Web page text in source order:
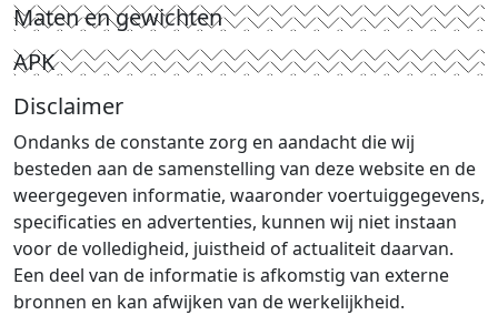
Maten en gewichten
APK
Disclaimer
Ondanks de constante zorg en aandacht die wij
besteden aan de samenstelling van deze website en de
weergegeven informatie, waaronder voertuiggegevens,
specificaties en advertenties, kunnen wij niet instaan
voor de volledigheid, juistheid of actualiteit daarvan.
Een deel van de informatie is afkomstig van externe
bronnen en kan afwijken van de werkelijkheid.